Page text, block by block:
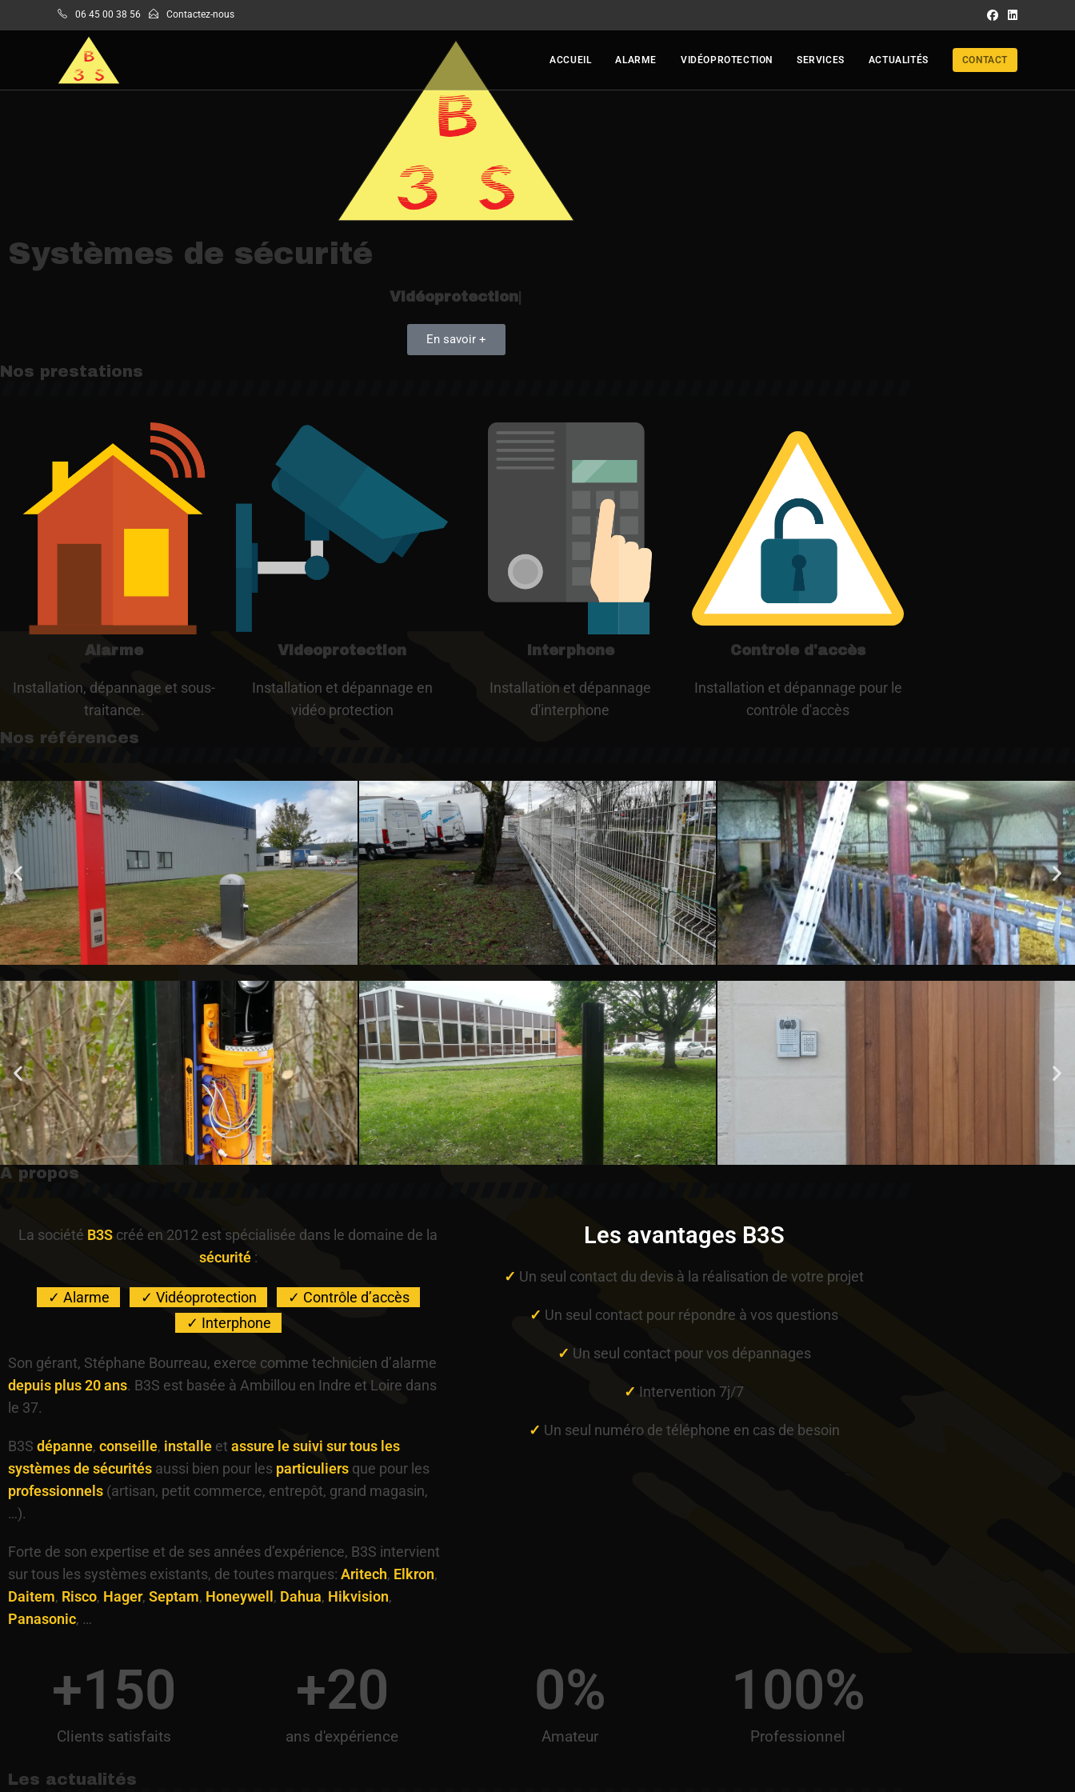
06 45 00 38 56 Contactez-nous
ACCUEIL ALARME VIDÉOPROTECTION SERVICES ACTUALITÉS CONTACT
Systèmes de sécurité
Vidéoprotection
En savoir +
Nos prestations
Alarme
Installation, dépannage et sous-
traitance.
Videoprotection
Installation et dépannage en
vidéo protection
Interphone
Installation et dépannage
d'interphone
Controle d'accès
Installation et dépannage pour le
contrôle d'accès
Nos références
A propos
La société B3S créé en 2012 est spécialisée dans le domaine de la
sécurité:
Alarme Vidéoprotection
Contrôle d’accès
Interphone
Son gérant, Stéphane Bourreau, exerce comme technicien d’alarme
depuis plus 20 ans. B3S est basée à Ambillou en Indre et Loire dans
le 37.
B3S dépanne, conseille, installe et assure le suivi sur tous les
systèmes de sécurités aussi bien pour les particuliers que pour les
professionnels (artisan, petit commerce, entrepôt, grand magasin,
…).
Forte de son expertise et de ses années d’expérience, B3S intervient
sur tous les systèmes existants, de toutes marques: Aritech, Elkron,
Daitem, Risco, Hager, Septam, Honeywell , Dahua, Hikvision,
Panasonic, …
Les avantages B3S
✓ Un seul contact du devis à la réalisation de votre projet
✓ Un seul contact pour répondre à vos questions
✓ Un seul contact pour vos dépannages
✓ Intervention 7j/7
✓ Un seul numéro de téléphone en cas de besoin
Clients satisfaits
+150
ans d'expérience
+20
Amateur
0%
Professionnel
100%
Les actualités